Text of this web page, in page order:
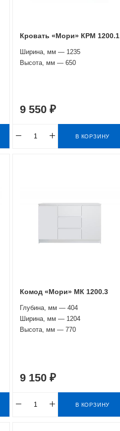
Кровать «Мори» КРМ 1200.1
Ширина, мм — 1235
Высота, мм — 650
9 550 ₽
В КОРЗИНУ
Комод «Мори» МК 1200.3
Глубина, мм — 404
Ширина, мм — 1204
Высота, мм — 770
9 150 ₽
В КОРЗИНУ